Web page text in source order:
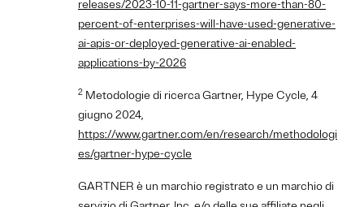
releases/2023-10-11-gartner-says-more-than-80-
percent-of-enterprises-will-have-used-generative-
ai-apis-or-deployed-generative-ai-enabled-
applications-by-2026
2 Metodologie di ricerca Gartner, Hype Cycle, 4
giugno 2024,
https://www.gartner.com/en/research/methodologi
es/gartner-hype-cycle
GARTNER è un marchio registrato e un marchio di